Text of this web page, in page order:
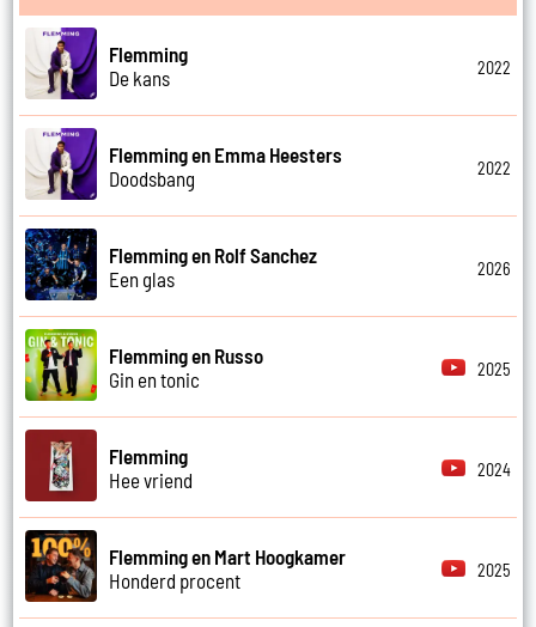
Flemming
De kans
2022
Flemming en Emma Heesters
Doodsbang
2022
Flemming en Rolf Sanchez
Een glas
2026
Flemming en Russo
Gin en tonic
2025
Flemming
Hee vriend
2024
Flemming en Mart Hoogkamer
Honderd procent
2025